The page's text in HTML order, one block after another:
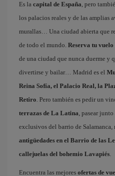
Es la capital de España, pero
los palacios reales y de las amplias
murallas… Una ciudad abierta que
de todo el mundo. Reserva tu
de una ciudad que nunca duerme y
divertirse y bailar… Madrid es el
Reina Sofía, el Palacio Real, la
Retiro. Pero también es pedir un
terrazas de La Latina, pasear junto
exclusivos del barrio de Salamanca,
antigüedades en el Barrio de las
callejuelas del bohemio Lavapiés.
Encuentra las mejores ofertas de